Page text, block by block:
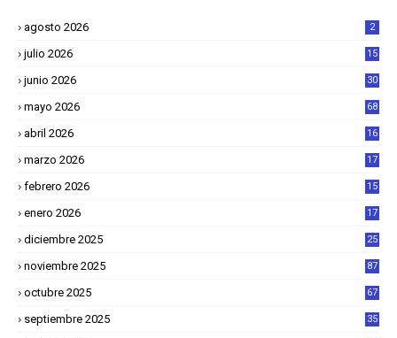
agosto 2026 2
julio 2026 15
junio 2026 30
mayo 2026 68
abril 2026
16
marzo 2026
17
febrero 2026
15
enero 2026
17
diciembre 2025
25
noviembre 2025 87
octubre 2025 67
septiembre 2025 35